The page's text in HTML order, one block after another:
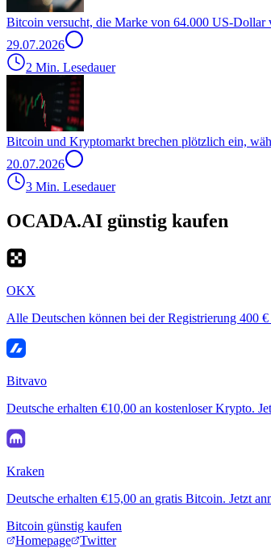
Bitcoin versucht, die Marke von 64.000 US-Dollar
29.07.2026
2 Min. Lesedauer
Bitcoin und Kryptomarkt brechen plötzlich ein,
20.07.2026
3 Min. Lesedauer
OCADA.AI günstig kaufen
OKX
Alle Deutschen können bei der Registrierung 400
Bitvavo
Deutsche erhalten €10,00 an kostenloser Krypto.
Kraken
Deutsche erhalten €15,00 an gratis Bitcoin. Jetzt
Bitcoin günstig kaufen
Homepage
Twitter